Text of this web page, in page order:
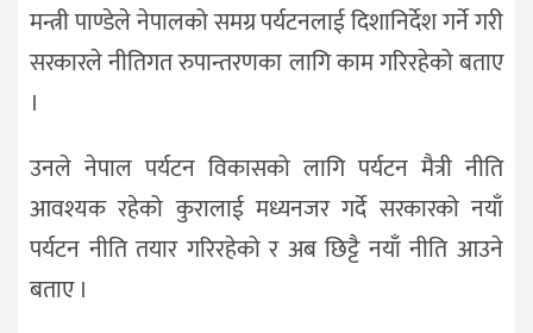
मन्त्री पाण्डेले नेपालको समग्र पर्यटनलाई दिशानिर्देश गर्ने गरी
सरकारले नीतिगत रुपान्तरणका लागि काम गरिरहेको बताए
।
उनले नेपाल पर्यटन विकासको लागि पर्यटन मैत्री नीति
आवश्यक रहेको कुरालाई मध्यनजर गर्दे सरकारको नयाँ
पर्यटन नीति तयार गरिरहेको र अब छिट्टै नयाँ नीति आउने
बताए ।